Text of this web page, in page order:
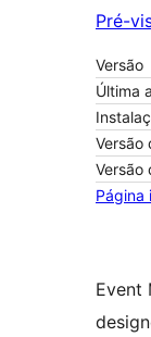
Pré-
Versão
Última
Versão
Versão
Página
Event